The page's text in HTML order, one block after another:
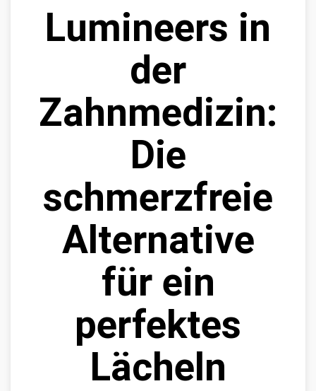
Lumineers in
der
Zahnmedizin:
Die
schmerzfreie
Alternative
für ein
perfektes
Lächeln